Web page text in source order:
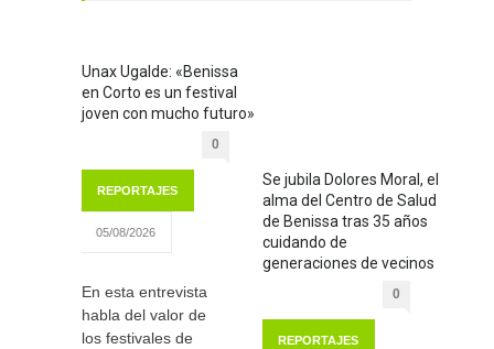
Unax Ugalde: «Benissa
en Corto es un festival
joven con mucho futuro»
0
REPORTAJES
05/08/2026
En esta entrevista
habla del valor de
los festivales de
Se jubila Dolores Moral, el
alma del Centro de Salud
de Benissa tras 35 años
cuidando de
generaciones de vecinos
0
REPORTAJES